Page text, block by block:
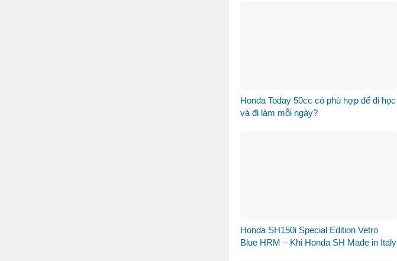
Honda Today 50cc có phù hợp để đi học
và đi làm mỗi ngày?
Honda SH150i Special Edition Vetro
Blue HRM – Khi Honda SH Made in Italy